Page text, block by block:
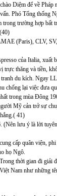
Diệm để về
Phó Tổng thống
trong trường hợp bất
(Paris), CLV,
của Italia,
trực thăng và tiền,
tranh du kích. Ngay
chống lại việc đưa
trong mùa Đông
Mỹ cản trở sự
41)
lưu ý là lời
cấp quân viện,
họ Ngô.
thời gian đi giải
Nam như những